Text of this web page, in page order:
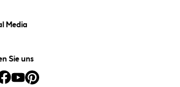
Media
Sie uns